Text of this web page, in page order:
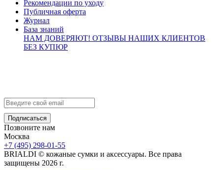
Рекомендации по уходу
Публичная оферта
Журнал
База знаний
НАМ ДОВЕРЯЮТ! ОТЗЫВЫ НАШИХ КЛИЕНТОВ
БЕЗ КУПЮР
Позвоните нам
Москва
+7 (495) 298-01-55
BRIALDI © кожаные сумки и аксессуары. Все права
защищены 2026 г.